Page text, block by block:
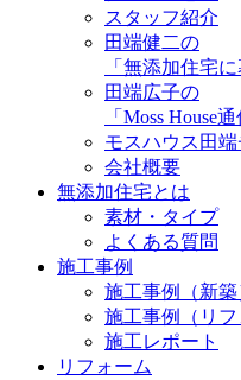
スタッフ紹介
田端健二の
「無添加住宅に
田端広子の
「Moss House通
モスハウス田
会社概要
無添加住宅とは
素材・タイプ
よくある質問
施工事例
施工事例（新築
施工事例（リフ
施工レポート
リフォーム